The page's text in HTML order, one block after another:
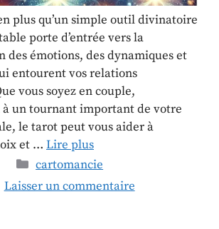
plus qu’un simple outil divinatoire
porte d’entrée vers la
des émotions, des dynamiques et
entourent vos relations
vous soyez en couple,
un tournant important de votre
le tarot peut vous aider à
et … Lire plus
cartomancie
Laisser un commentaire